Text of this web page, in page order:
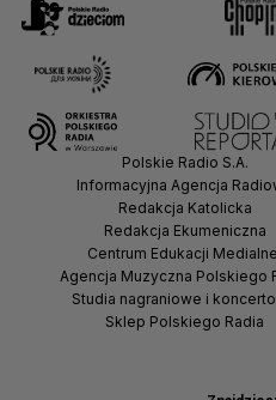
Polskie Radio S.A.
Informacyjna Agencja
Redakcja Katolicka
Redakcja Ekumeniczna
Centrum Edukacji
Agencja Muzyczna Polskiego
Studia nagraniowe i
Sklep Polskiego Radia